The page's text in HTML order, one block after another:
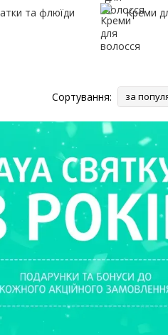
та флюїди Креми
Сортування: за